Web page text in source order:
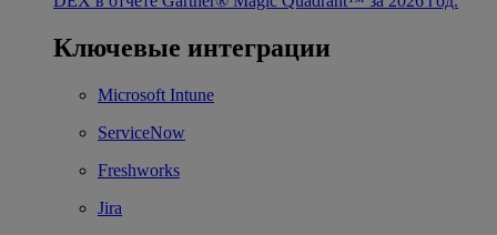
Ключевые интеграции
Microsoft Intune
ServiceNow
Freshworks
Jira